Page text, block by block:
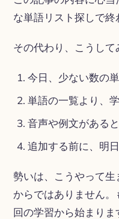
な単語リスト探しで終
その代わり、こうして
今日、少ない数の
単語の一覧より、
音声や例文がある
追加する前に、明
勢いは、こうやって
からではありません
回の学習から始まりま